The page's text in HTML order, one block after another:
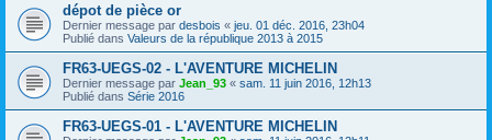
dépot de pièce or
Dernier message par desbois « jeu. 01 déc. 2016, 23h04
Publié dans Valeurs de la république 2013 à 2015
FR63-UEGS-02 - L'AVENTURE MICHELIN
Dernier message par Jean_93 « sam. 11 juin 2016, 12h13
Publié dans Série 2016
FR63-UEGS-01 - L'AVENTURE MICHELIN